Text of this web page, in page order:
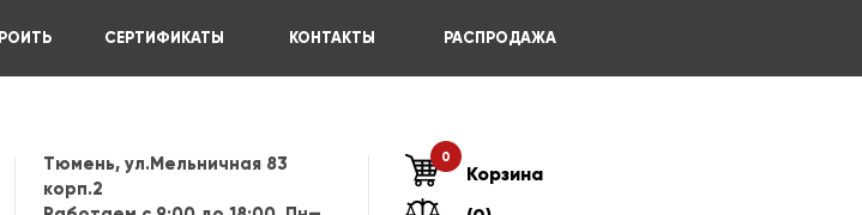
СЕРТИФИКАТЫ КОНТАКТЫ РАСПРОДАЖА
Тюмень, ул.Мельничная 83
корп.2
0
Корзина